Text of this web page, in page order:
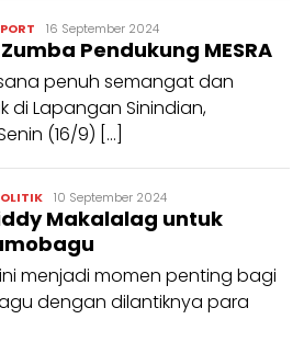
admin
16 September 2024
Pendukung MESRA
penuh semangat dan
di Lapangan Sinindian,
(16/9) […]
admin
10 September 2024
Makalalag untuk
ini menjadi momen penting bagi
dengan dilantiknya para